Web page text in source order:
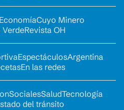
EconomíaCuyo Minero
VerdeRevista OH
EspectáculosArgentina
En las redes
SocialesSaludTecnología
del tránsito